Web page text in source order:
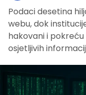
Podaci desetina
webu, dok
hakovani i
osjetljivih